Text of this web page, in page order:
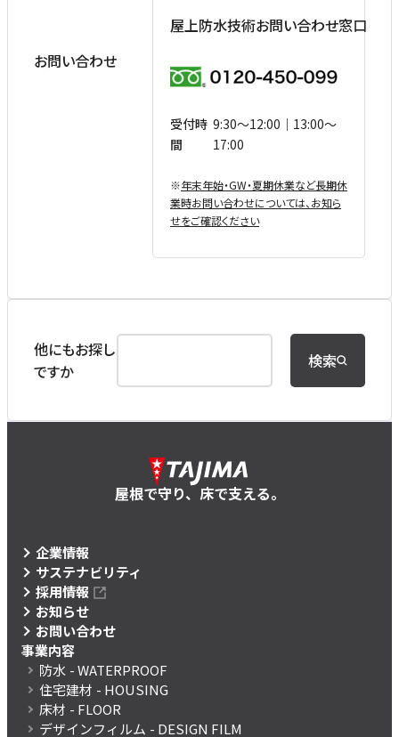
お問い合わせ
屋上防水技術お問い合わせ窓口
受付時
間
9:30〜12:00｜13:00〜
17:00
※年末年始・GW・夏期休業など⻑期休
業時お問い合わせについては、お知ら
せをご確認ください
他にもお探し
ですか
検索
屋根で守り、床で支える。
企業情報
サステナビリティ
採用情報
お知らせ
お問い合わせ
事業内容
防水 - WATERPROOF
住宅建材 - HOUSING
床材 - FLOOR
デザインフィルム - DESIGN FILM